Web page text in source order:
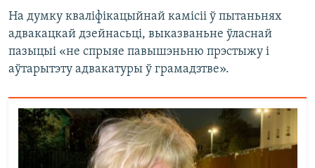
На думку кваліфікацыйнай камісіі ў пытаньнях
адвакацкай дзейнасьці, выказваньне ўласнай
пазыцыі «не спрыяе павышэньню прэстыжу і
аўтарытэту адвакатуры ў грамадзтве».